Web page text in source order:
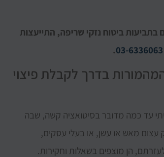
בתביעות ביטוח נזקי שריפה, התייעצות
03-6336063
.
בדרך לקבלת פיצוי
עד כמה מדובר בסיטואציה קשה, שבה
מאש או עשן, או בעלי עסקים,
הן מוצפים בשאלות וחקירות.